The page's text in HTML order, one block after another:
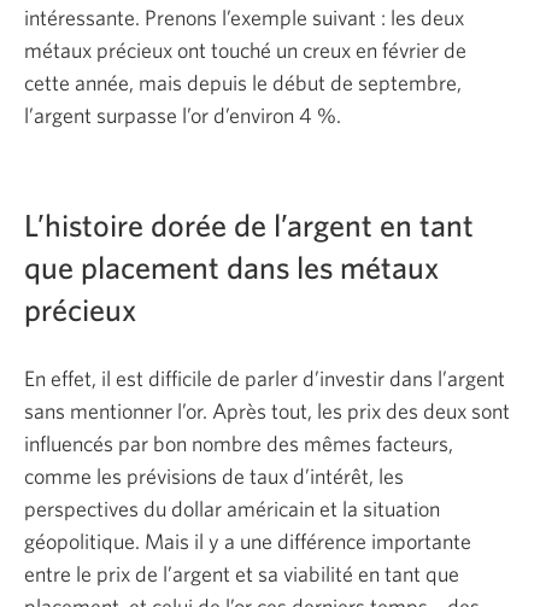
intéressante. Prenons l’exemple suivant : les deux
métaux précieux ont touché un creux en février de
cette année, mais depuis le début de septembre,
l’argent surpasse l’or d’environ 4 %.
L’histoire dorée de l’argent en tant
que placement dans les métaux
précieux
En effet, il est difficile de parler d’investir dans l’argent
sans mentionner l’or. Après tout, les prix des deux sont
influencés par bon nombre des mêmes facteurs,
comme les prévisions de taux d’intérêt, les
perspectives du dollar américain et la situation
géopolitique. Mais il y a une différence importante
entre le prix de l’argent et sa viabilité en tant que